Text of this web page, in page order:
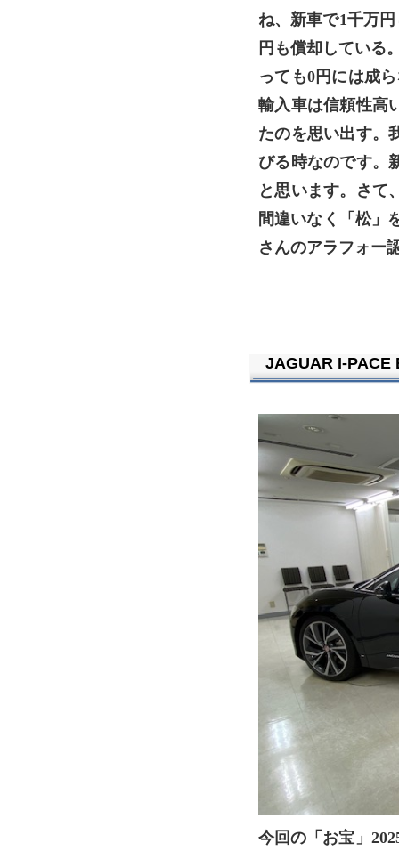
ね、新車で1千万
円も償却している
っても0円には成
輸入車は信頼性高
たのを思い出す。
びる時なのです。
と思います。さて
間違いなく「松」
さんのアラフォー
JAGUAR I-PACE
今回の「お宝」